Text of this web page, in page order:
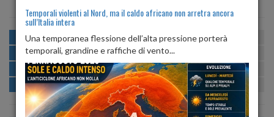
MATTINA min:21º max:26º U:
POMERIGGIO min:27º max:29º
SERA min:26º max:31º U:71% 81%
NOTTE min: 22º max:25º U:79%
Temporali violenti al Nord, ma il caldo africano non arretra ancora
sull’Italia intera
Una temporanea flessione dell’alta pressione porterà
temporali, grandine e raffiche di vento...